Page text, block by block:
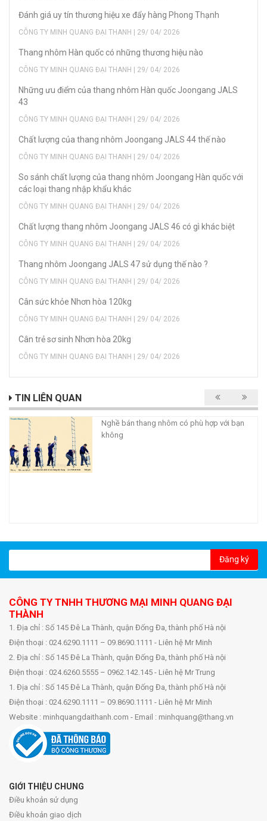
Đánh giá uy tín thương hiệu xe đẩy hàng Phong Thạnh
CÔNG TY MINH QUANG ĐẠI THANH | 29/ 04/ 2026
Thang nhôm Hàn quốc có những thương hiệu nào
CÔNG TY MINH QUANG ĐẠI THANH | 29/ 04/ 2026
Những ưu điểm của thang nhôm Hàn quốc Joongang JALS
43
CÔNG TY MINH QUANG ĐẠI THANH | 29/ 04/ 2026
Chất lượng của thang nhôm Joongang JALS 44 thế nào
CÔNG TY MINH QUANG ĐẠI THANH | 29/ 04/ 2026
So sánh chất lượng của thang nhôm Joongang Hàn quốc với
các loại thang nhập khẩu khác
CÔNG TY MINH QUANG ĐẠI THANH | 29/ 04/ 2026
Chất lượng thang nhôm Joongang JALS 46 có gì khác biệt
CÔNG TY MINH QUANG ĐẠI THANH | 29/ 04/ 2026
Thang nhôm Joongang JALS 47 sử dụng thế nào ?
CÔNG TY MINH QUANG ĐẠI THANH | 29/ 04/ 2026
Cân sức khỏe Nhơn hòa 120kg
CÔNG TY MINH QUANG ĐẠI THANH | 29/ 04/ 2026
Cân trẻ sơ sinh Nhơn hòa 20kg
CÔNG TY MINH QUANG ĐẠI THANH | 29/ 04/ 2026
TIN LIÊN QUAN
Nghề bán thang nhôm có phù hợp với bạn
không
Đăng ký
CÔNG TY TNHH THƯƠNG MẠI MINH QUANG ĐẠI
THÀNH
1. Địa chỉ : Số 145 Đê La Thành, quận Đống Đa, thành phố Hà nội
Điện thoại : 024.6290.1111 – 09.8690.1111 - Liên hệ Mr Minh
2. Địa chỉ : Số 145 Đê La Thành, quận Đống Đa, thành phố Hà nội
Điện thoại : 024.6260.5555 – 0962.142.145 - Liên hệ Mr Trung
1. Địa chỉ : Số 145 Đê La Thành, quận Đống Đa, thành phố Hà nội
Điện thoại : 024.6290.1111 – 09.8690.1111 - Liên hệ Mr Minh
Website : minhquangdaithanh.com - Email : minhquang@thang.vn
GIỚI THIỆU CHUNG
Điều khoản sử dụng
Điều khoản giao dịch